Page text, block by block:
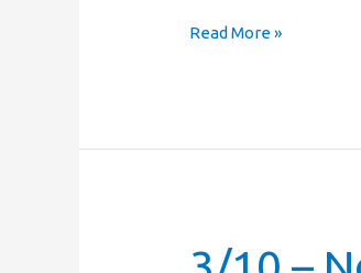
Read More »
3/10